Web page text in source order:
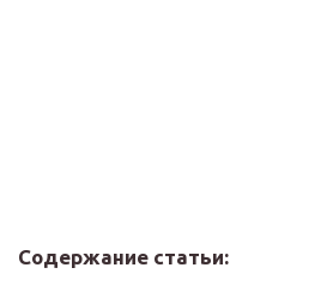
Содержание статьи: